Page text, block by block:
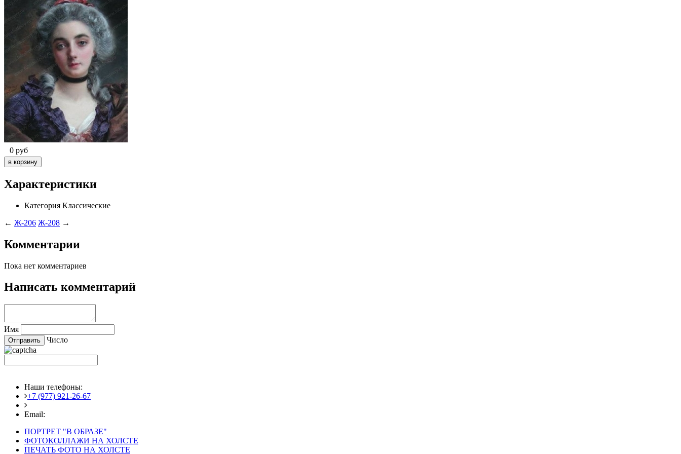
0 руб
Характеристики
Категория Классические
← Ж-206 Ж-208 →
Комментарии
Пока нет комментариев
Написать комментарий
Имя
Число
Наши телефоны:
+7 (977) 921-26-67
Email:
ПОРТРЕТ "В ОБРАЗЕ"
ФОТОКОЛЛАЖИ НА ХОЛСТЕ
ПЕЧАТЬ ФОТО НА ХОЛСТЕ